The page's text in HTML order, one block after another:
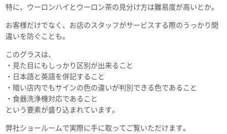
特に、ウーロンハイとウーロン茶の見分け方は難易度が高いとか。
お客様だけでなく、お店のスタッフがサービスする際のうっかり間
違いを防ぐことも。
このグラスは、
・見た目にもしっかり区別が出来ること
・日本語と英語を併記すること
・暗い店内でもサインの色の違いが判別できる色であること
・食器洗浄機対応であること
という要素が盛り込まれています。
弊社ショールームで実際に手に取ってご覧いただけます。